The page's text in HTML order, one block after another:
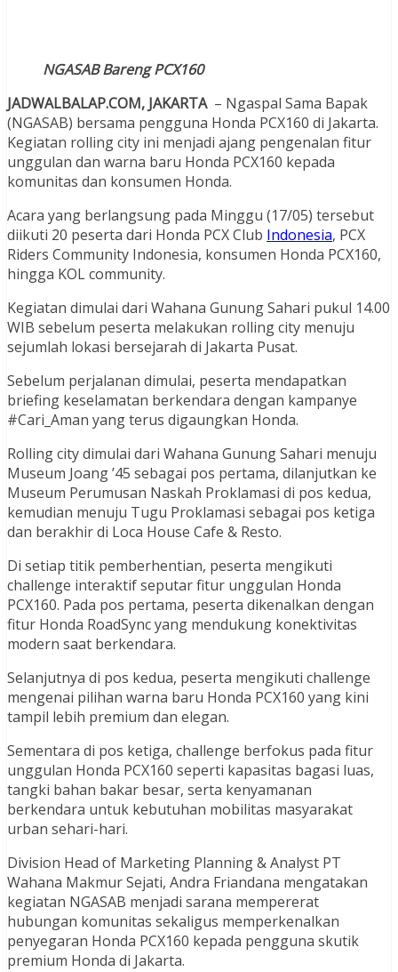
NGASAB Bareng PCX160
JADWALBALAP.COM, JAKARTA– Ngaspal Sama Bapak
(NGASAB) bersama pengguna Honda PCX160 di Jakarta.
Kegiatan rolling city ini menjadi ajang pengenalan fitur
unggulan dan warna baru Honda PCX160 kepada
komunitas dan konsumen Honda.
Acara yang berlangsung pada Minggu (17/05) tersebut
diikuti 20 peserta dari Honda PCX Club Indonesia, PCX
Riders Community Indonesia, konsumen Honda PCX160,
hingga KOL community.
Kegiatan dimulai dari Wahana Gunung Sahari pukul 14.00
WIB sebelum peserta melakukan rolling city menuju
sejumlah lokasi bersejarah di Jakarta Pusat.
Sebelum perjalanan dimulai, peserta mendapatkan
briefing keselamatan berkendara dengan kampanye
#Cari_Aman yang terus digaungkan Honda.
Rolling city dimulai dari Wahana Gunung Sahari menuju
Museum Joang ’45 sebagai pos pertama, dilanjutkan ke
Museum Perumusan Naskah Proklamasi di pos kedua,
kemudian menuju Tugu Proklamasi sebagai pos ketiga
dan berakhir di Loca House Cafe & Resto.
Di setiap titik pemberhentian, peserta mengikuti
challenge interaktif seputar fitur unggulan Honda
PCX160. Pada pos pertama, peserta dikenalkan dengan
fitur Honda RoadSync yang mendukung konektivitas
modern saat berkendara.
Selanjutnya di pos kedua, peserta mengikuti challenge
mengenai pilihan warna baru Honda PCX160 yang kini
tampil lebih premium dan elegan.
Sementara di pos ketiga, challenge berfokus pada fitur
unggulan Honda PCX160 seperti kapasitas bagasi luas,
tangki bahan bakar besar, serta kenyamanan
berkendara untuk kebutuhan mobilitas masyarakat
urban sehari-hari.
Division Head of Marketing Planning & Analyst PT
Wahana Makmur Sejati, Andra Friandana mengatakan
kegiatan NGASAB menjadi sarana mempererat
hubungan komunitas sekaligus memperkenalkan
penyegaran Honda PCX160 kepada pengguna skutik
premium Honda di Jakarta.